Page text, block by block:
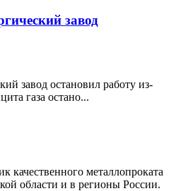
завод
завод остановил работу из-
газа остано...
металлопроката
области и в регионы России.